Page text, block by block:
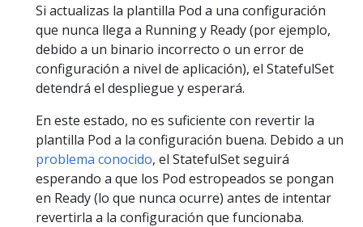
Si actualizas la plantilla Pod a una configuración
que nunca llega a Running y Ready (por ejemplo,
debido a un binario incorrecto o un error de
configuración a nivel de aplicación), el StatefulSet
detendrá el despliegue y esperará.
En este estado, no es suficiente con revertir la
plantilla Pod a la configuración buena. Debido a un
problema conocido, el StatefulSet seguirá
esperando a que los Pod estropeados se pongan
en Ready (lo que nunca ocurre) antes de intentar
revertirla a la configuración que funcionaba.